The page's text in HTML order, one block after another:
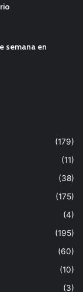
semana en
(179)
(11)
(38)
(175)
(4)
(195)
(60)
(10)
(3)